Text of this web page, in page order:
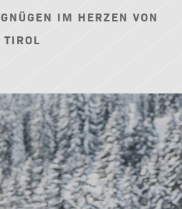
IM HERZEN VON
TIROL